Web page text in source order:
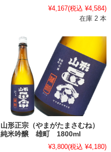
¥4,167(税込 ¥4,584)
在庫 2 本
山形正宗（やまがたまさむね）
純米吟醸 雄町 1800ml
¥3,800(税込 ¥4,180)